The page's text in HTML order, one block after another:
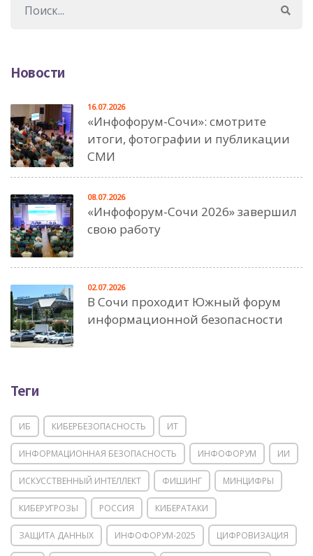
Новости
«Инфофорум-Сочи»: смотрите
итоги, фотографии и публикации
СМИ
16.07.2026
«Инфофорум-Сочи 2026» завершил
свою работу
08.07.2026
В Сочи проходит Южный форум
информационной безопасности
02.07.2026
Теги
ИБ КИБЕРБЕЗОПАСНОСТЬ ИТ
ИНФОРМАЦИОННАЯ БЕЗОПАСНОСТЬ ИНФОФОРУМ ИИ
ИСКУССТВЕННЫЙ ИНТЕЛЛЕКТ ФИШИНГ МИНЦИФРЫ
КИБЕРУГРОЗЫ РОССИЯ КИБЕРАТАКИ
ЗАЩИТА ДАННЫХ ИНФОФОРУМ-2025 ЦИФРОВИЗАЦИЯ